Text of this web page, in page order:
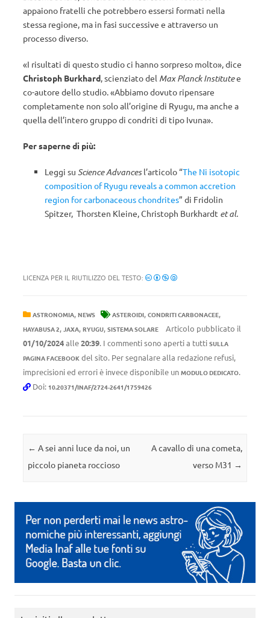
appaiono fratelli che potrebbero essersi formati nella
stessa regione, ma in fasi successive e attraverso un
processo diverso.
«I risultati di questo studio ci hanno sorpreso molto», dice
Christoph Burkhard, scienziato del Max Planck Institutee
co-autore dello studio. «Abbiamo dovuto ripensare
completamente non solo all’origine di Ryugu, ma anche a
quella dell’intero gruppo di condriti di tipo Ivuna».
Per saperne di più:
Leggi su Science Advancesl’articolo “The Ni isotopic
composition of Ryugu reveals a common accretion
region for carbonaceous chondrites” di Fridolin
Spitzer, Thorsten Kleine, Christoph Burkhardt et al.
LICENZA PER IL RIUTILIZZO DEL TESTO:
ASTRONOMIA, NEWS ASTEROIDI, CONDRITI CARBONACEE,
HAYABUSA 2, JAXA, RYUGU, SISTEMA SOLARE
Articolo pubblicato il
01/10/2024alle20:39. I commenti sono aperti a tutti SULLA
PAGINA FACEBOOK del sito. Per segnalare alla redazione refusi,
imprecisioni ed errori è invece disponibile un MODULO DEDICATO.
Doi: 10.20371/INAF/2724-2641/1759426
Navigazione articolo
← A sei anni luce da noi, un
piccolo pianeta roccioso
A cavallo di una cometa,
verso M31 →